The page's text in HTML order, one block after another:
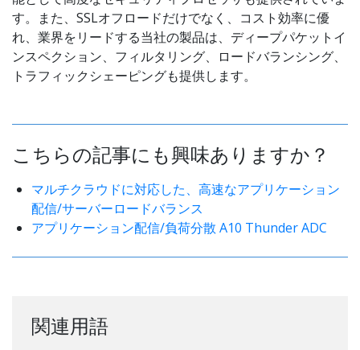
す。また、SSLオフロードだけでなく、コスト効率に優
れ、業界をリードする当社の製品は、ディープパケットイ
ンスペクション、フィルタリング、ロードバランシング、
トラフィックシェーピングも提供します。
こちらの記事にも興味ありますか？
マルチクラウドに対応した、高速なアプリケーション
配信/サーバーロードバランス
アプリケーション配信/負荷分散 A10 Thunder ADC
関連用語